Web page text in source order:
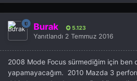
Burak 5.123
Yanıtlandı 2 Temmuz 2016
2008 Mode Focus sürmediğim için ben
yapamayacağım. 2010 Mazda 3